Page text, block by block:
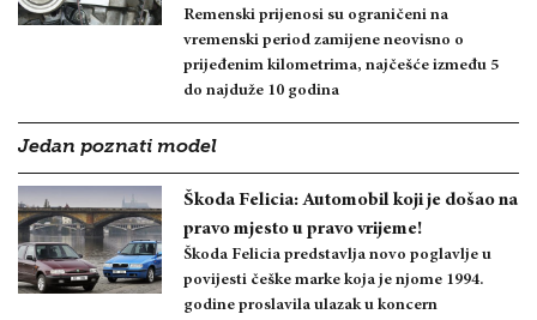
Remenski prijenosi su ograničeni na
vremenski period zamijene neovisno o
prijeđenim kilometrima, najčešće između 5
do najduže 10 godina
Jedan poznati model
Škoda Felicia: Automobil koji je došao na
pravo mjesto u pravo vrijeme!
Škoda Felicia predstavlja novo poglavlje u
povijesti češke marke koja je njome 1994.
godine proslavila ulazak u koncern